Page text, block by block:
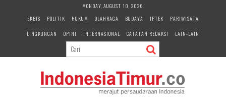
MONDAY, AUGUST 10, 2026
EKBIS
POLITIK HUKUM OLAHRAGA BUDAYA IPTEK
PARIWISATA
LINGKUNGAN
OPINI INTERNASIONAL CATATAN REDAKSI LAIN-LAIN